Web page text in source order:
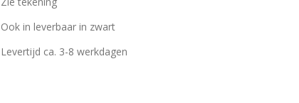
Ook in leverbaar in zwart
Levertijd ca. 3-8 werkdagen